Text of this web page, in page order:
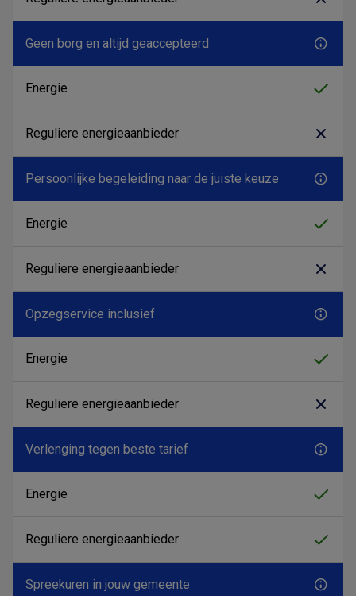
Geen borg en altijd geaccepteerd
Persoonlijke begeleiding naar de juiste keuze
Opzegservice inclusief
Verlenging tegen beste tarief
Spreekuren in jouw gemeente